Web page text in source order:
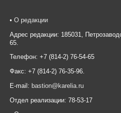
• О редакции
Адрес редакции: 185031,
65.
Телефон: +7 (814-2) 76-54-65
Факс: +7 (814-2) 76-35-96.
E-mail: bastion@karelia.ru
Отдел реализации: 78-53-17